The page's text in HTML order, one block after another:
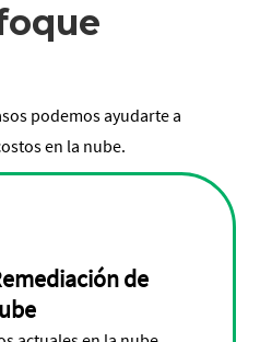
podemos ayudarte a
en la nube.
de